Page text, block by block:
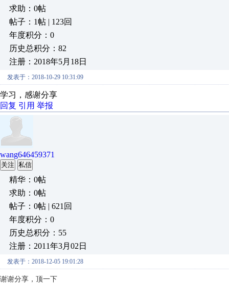
求助：0帖
帖子：1帖 | 123回
年度积分：0
历史总积分：82
注册：2018年5月18日
发表于：2018-10-29 10:31:09
学习，感谢分享
回复 引用 举报
wang646459371
关注 私信
精华：0帖
求助：0帖
帖子：0帖 | 621回
年度积分：0
历史总积分：55
注册：2011年3月02日
发表于：2018-12-05 19:01:28
谢谢分享，顶一下